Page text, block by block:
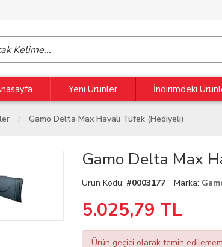
Yeni Ürünler İndirimdeki
Gamo Delta Max Havalı Tüfek (hediyeli)
Gamo Delta Max
Ürün Kodu: #0003177 Marka:
5.025,79 TL
Ürün geçici olarak temin